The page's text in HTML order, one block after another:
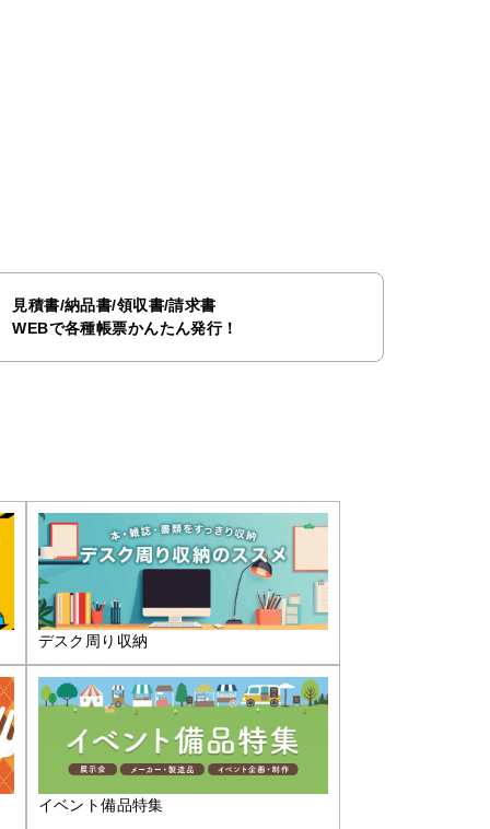
見積書/納品書/領収書/請求書
WEBで各種帳票かんたん発行！
デスク周り収納
イベント備品特集